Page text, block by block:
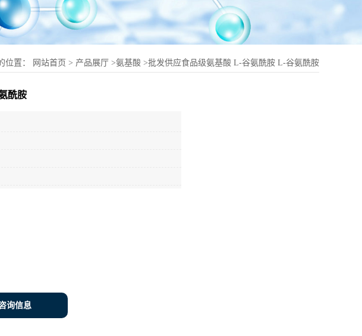
位置： 网站首页 > 产品展厅 >氨基酸 >批发供应食品级氨基酸 L-谷氨酰胺 L-谷氨酰胺
酰胺
询信息